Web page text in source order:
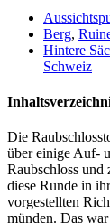
Berg,
Hintere
Schweiz
Die
über einige Auf-
Raubschloss und
diese Runde in
vorgestellten
münden. Das